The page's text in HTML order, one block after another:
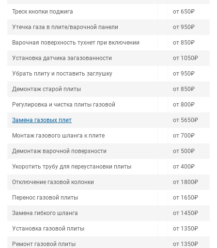
Треск кнопки поджига от 650₽
Утечка газа в плите/варочной панели от 950₽
Варочная поверхность тухнет при включении от 850₽
Установка датчика загазованности от 1050₽
Убрать плиту и поставить заглушку от 950₽
Демонтаж старой плиты от 850₽
Регулировка и чистка плиты газовой от 800₽
Замена газовых плит от 5650₽
Монтаж газового шланга к плите от 700₽
Демонтаж варочной поверхности от 500₽
Укоротить трубу для переустановки плиты от 400₽
Отключение газовой колонки от 1800₽
Перенос газовой плиты от 1650₽
Замена гибкого шланга от 1450₽
Установка газовой плиты от 1350₽
Ремонт газовой плиты от 1350₽